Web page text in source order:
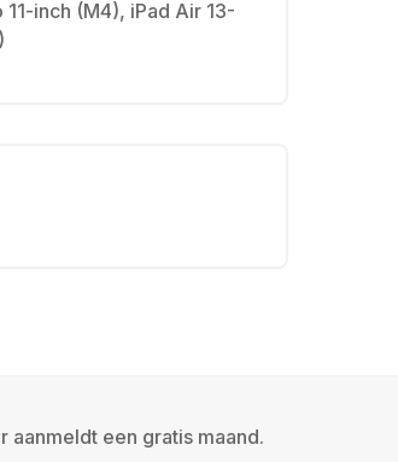
inch (M4), iPad Air 13-
een gratis maand.